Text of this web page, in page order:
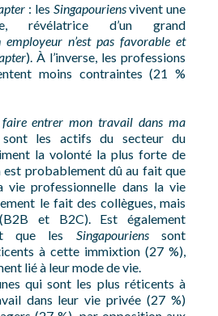
: les Singapouriensvivent une
révélatrice d’un grand
employeur n’est pas favorable et
). À l’inverse, les professions
moins contraintes (21 %
faire entrer mon travail dans ma
les actifs du secteur du
la volonté la plus forte de
est probablement dû au fait que
vie professionnelle dans la vie
le fait des collègues, mais
et B2C). Est également
que les Singapourienssont
à cette immixtion (27 %),
lié à leur mode de vie.
qui sont les plus réticents à
dans leur vie privée (27 %)